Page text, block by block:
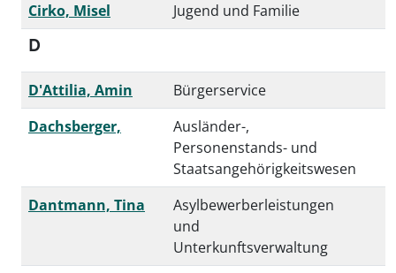
Cirko, Misel Jugend und Familie
D
D'Attilia, Amin
Bürgerservice
Dachsberger,
Ausländer-,
Personenstands- und
Staatsangehörigkeitswesen
Dantmann, Tina
Asylbewerberleistungen
und
Unterkunftsverwaltung